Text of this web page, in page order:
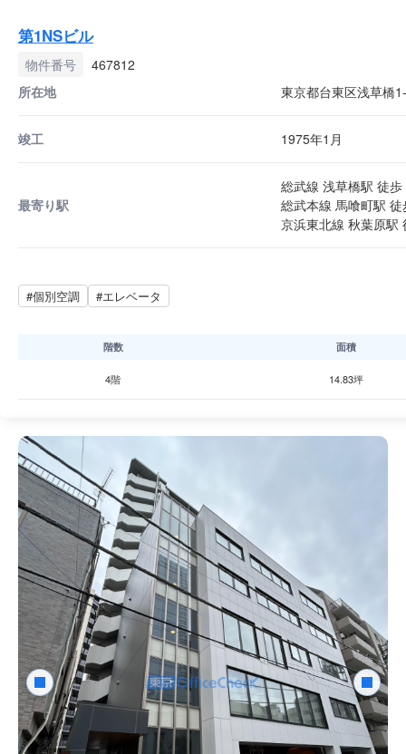
第1NSビル
物件番号
467812
所在地
東京都台東区浅草橋
竣工 1975年1月
最寄り駅
総武線 浅草橋駅 徒歩
総武本線 馬喰町駅
京浜東北線 秋葉原駅
#個別空調 #エレベータ
階数 面積
4階 14.83坪